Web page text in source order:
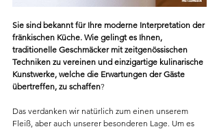
Sie sind bekannt für Ihre moderne Interpretation der
fränkischen Küche. Wie gelingt es Ihnen,
traditionelle Geschmäcker mit zeitgenössischen
Techniken zu vereinen und einzigartige kulinarische
Kunstwerke, welche die Erwartungen der Gäste
übertreffen, zu schaffen?
Das verdanken wir natürlich zum einen unserem
Fleiß, aber auch unserer besonderen Lage. Um es